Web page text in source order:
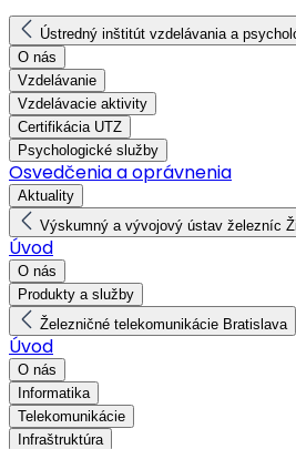
Ústredný inštitút vzdelávania a
O nás
Vzdelávanie
Vzdelávacie aktivity
Certifikácia UTZ
Psychologické služby
Osvedčenia a oprávnenia
Aktuality
Výskumný a vývojový ústav železníc
Úvod
O nás
Produkty a služby
Železničné telekomunikácie Bratislava
Úvod
O nás
Informatika
Telekomunikácie
Infraštruktúra